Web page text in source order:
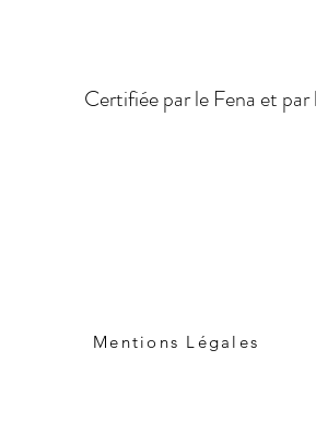
Certifiée par le Fena et
Mentions Légales